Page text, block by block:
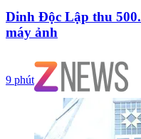
Dinh Độc Lập thu
máy ảnh
9 phút